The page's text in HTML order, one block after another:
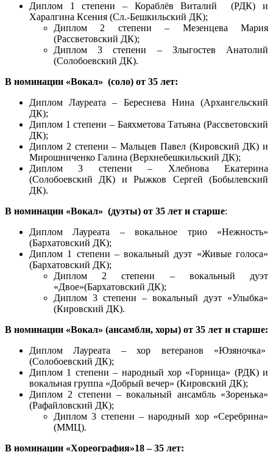
Диплом 1 степени – Кораблёв Виталий (РДК) и
Харалгина Ксения (Сл.-Бешкильский ДК);
Диплом 2 степени – Мезенцева Мария
(Рассветовский ДК);
Диплом 3 степени – Злыгостев Анатолий
(Солобоевский ДК).
В номинации «Вокал» (соло) от 35 лет:
Диплом Лауреата – Береснева Нина (Архангельский
ДК);
Диплом 1 степени – Баяхметова Татьяна (Рассветовский
ДК);
Диплом 2 степени – Мальцев Павел (Кировский ДК) и
Мирошниченко Галина (Верхнебешкильский ДК);
Диплом 3 степени – Хлебнова Екатерина
(Солобоевский ДК) и Рыжков Сергей (Бобылевский
ДК).
В номинации «Вокал» (дуэты) от 35 лет и старше:
Диплом Лауреата – вокальное трио «Нежность»
(Бархатовский ДК);
Диплом 1 степени – вокальный дуэт «Живые голоса»
(Бархатовский ДК);
Диплом 2 степени – вокальный дуэт
«Двое»(Бархатовский ДК);
Диплом 3 степени – вокальный дуэт «Улыбка»
(Кировский ДК).
В номинации «Вокал» (ансамбли, хоры) от 35 лет и старше:
Диплом Лауреата – хор ветеранов «Юзяночка»
(Солобоевский ДК);
Диплом 1 степени – народный хор «Горница» (РДК) и
вокальная группа «Добрый вечер» (Кировский ДК);
Диплом 2 степени – вокальный ансамбль «Зоренька»
(Рафайловский ДК);
Диплом 3 степени – народный хор «Серебрина»
(ММЦ).
В номинации «Хореография»18 – 35 лет: